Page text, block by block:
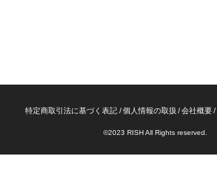
特定商取引法に基づく表記 個人情報の取扱 会社概要
©2023 RISH All Rights reserved.